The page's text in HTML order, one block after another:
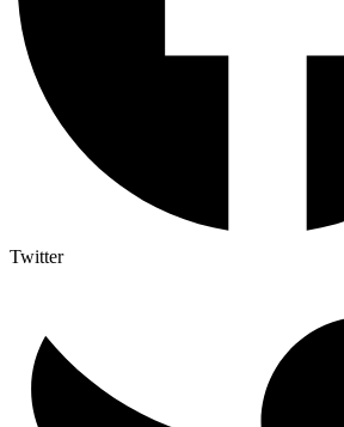
Twitter